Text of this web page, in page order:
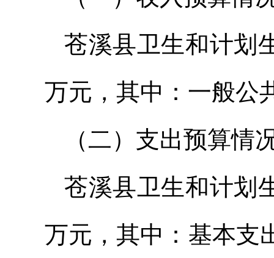
苍溪县卫生和计划
万元，其中：一般公
（二）支出预算情
苍溪县卫生和计划
万元，其中：基本支